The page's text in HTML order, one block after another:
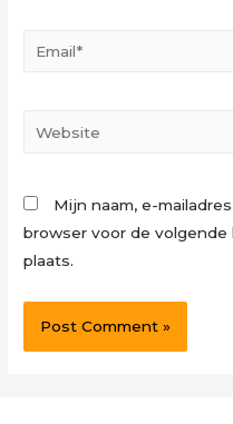
Website
Mijn naam, e-
browser voor de
plaats.